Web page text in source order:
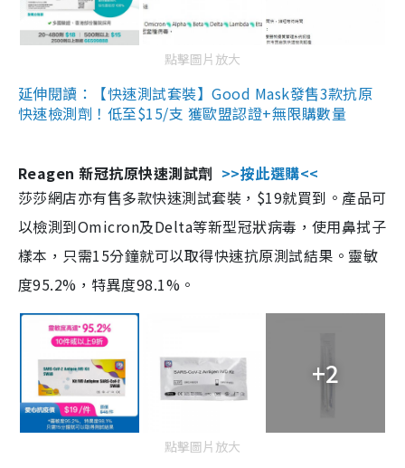
點擊圖片放大
延伸閱讀：【快速測試套裝】Good Mask發售3款抗原
快速檢測劑！低至$15/支 獲歐盟認證+無限購數量
Reagen 新冠抗原快速測試劑 >>按此選購<<
莎莎網店亦有售多款快速測試套裝，$19就買到。產品可
以檢測到Omicron及Delta等新型冠狀病毒，使用鼻拭子
樣本，只需15分鐘就可以取得快速抗原測試結果。靈敏
度95.2%，特異度98.1%。
+2
點擊圖片放大